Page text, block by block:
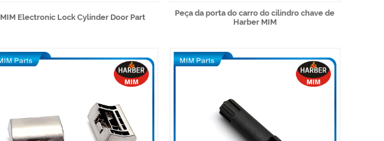
MIM Electronic Lock Cylinder Door Part
Peça da porta do carro do cilindro chave de
Harber MIM